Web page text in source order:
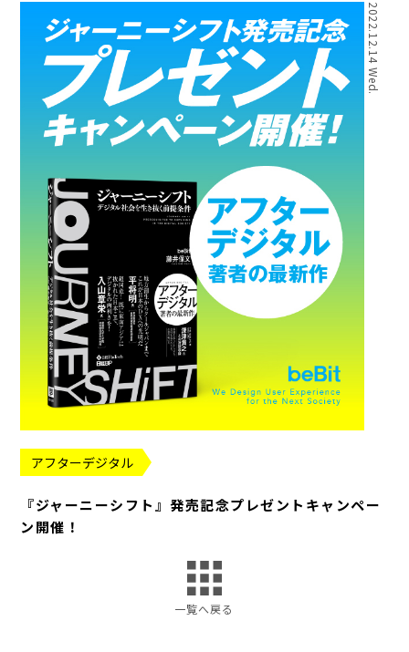
2022.12.14 Wed.
アフターデジタル
『ジャーニーシフト』発売記念プレゼントキャンペー
ン開催！
一覧へ戻る